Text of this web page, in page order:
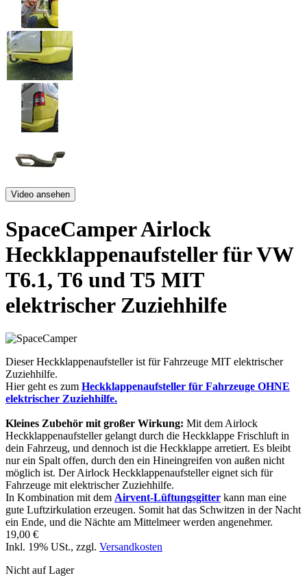
Video ansehen
SpaceCamper Airlock
Heckklappenaufsteller für VW
T6.1, T6 und T5 MIT
elektrischer Zuziehhilfe
Dieser Heckklappenaufsteller ist für Fahrzeuge MIT elektrischer
Zuziehhilfe.
Hier geht es zum Heckklappenaufsteller für Fahrzeuge OHNE
elektrischer Zuziehhilfe.
Kleines Zubehör mit großer Wirkung: Mit dem Airlock
Heckklappenaufsteller gelangt durch die Heckklappe Frischluft in
dein Fahrzeug, und dennoch ist die Heckklappe arretiert. Es bleibt
nur ein Spalt offen, durch den ein Hineingreifen von außen nicht
möglich ist. Der Airlock Heckklappenaufsteller eignet sich für
Fahrzeuge mit elektrischer Zuziehhilfe.
In Kombination mit dem Airvent-Lüftungsgitter kann man eine
gute Luftzirkulation erzeugen. Somit hat das Schwitzen in der Nacht
ein Ende, und die Nächte am Mittelmeer werden angenehmer.
19,00 €
Inkl. 19% USt., zzgl. Versandkosten
Nicht auf Lager